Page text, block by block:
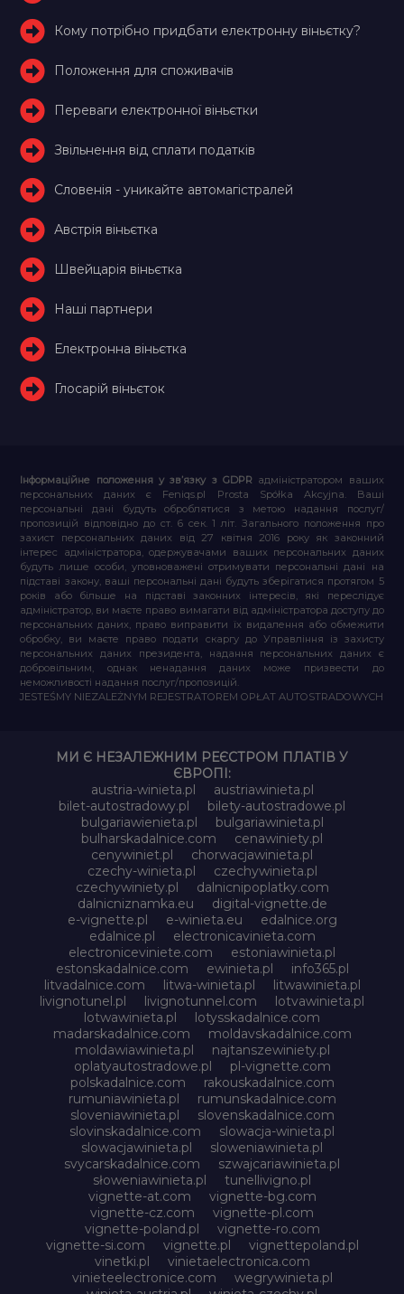
Кому потрібно придбати електронну віньєтку?
Положення для споживачів
Переваги електронної віньєтки
Звільнення від сплати податків
Словенія - уникайте автомагістралей
Австрія віньєтка
Швейцарія віньєтка
Наші партнери
Електронна віньєтка
Глосарій віньєток
Інформаційне положення у зв’язку з GDPR адміністратором ваших
персональних даних є Feniqs.pl Prosta Spółka Akcyjna. Ваші
персональні дані будуть оброблятися з метою надання послуг/
пропозицій відповідно до ст. 6 сек. 1 літ. Загального положення про
захист персональних даних від 27 квітня 2016 року як законний
інтерес адміністратора, одержувачами ваших персональних даних
будуть лише особи, уповноважені отримувати персональні дані на
підставі закону, ваші персональні дані будуть зберігатися протягом 5
років або більше на підставі законних інтересів, які переслідує
адміністратор, ви маєте право вимагати від адміністратора доступу до
персональних даних, право виправити їх видалення або обмежити
обробку, ви маєте право подати скаргу до Управління із захисту
персональних даних президента, надання персональних даних є
добровільним, однак ненадання даних може призвести до
неможливості надання послуг/пропозицій.
JESTEŚMY NIEZALEŻNYM REJESTRATOREM OPŁAT AUTOSTRADOWYCH
МИ Є НЕЗАЛЕЖНИМ РЕЄСТРОМ ПЛАТІВ У
ЄВРОПІ:
austria-winieta.pl
austriawinieta.pl
bilet-autostradowy.pl
bilety-autostradowe.pl
bulgariawienieta.pl
bulgariawinieta.pl
bulharskadalnice.com
cenawiniety.pl
cenywiniet.pl
chorwacjawinieta.pl
czechy-winieta.pl
czechywinieta.pl
czechywiniety.pl
dalnicnipoplatky.com
dalnicniznamka.eu
digital-vignette.de
e-vignette.pl
e-winieta.eu
edalnice.org
edalnice.pl
electronicavinieta.com
electroniceviniete.com
estoniawinieta.pl
estonskadalnice.com
ewinieta.pl
info365.pl
litvadalnice.com
litwa-winieta.pl
litwawinieta.pl
livignotunel.pl
livignotunnel.com
lotvawinieta.pl
lotwawinieta.pl
lotysskadalnice.com
madarskadalnice.com
moldavskadalnice.com
moldawiawinieta.pl
najtanszewiniety.pl
oplatyautostradowe.pl
pl-vignette.com
polskadalnice.com
rakouskadalnice.com
rumuniawinieta.pl
rumunskadalnice.com
sloveniawinieta.pl
slovenskadalnice.com
slovinskadalnice.com
slowacja-winieta.pl
slowacjawinieta.pl
sloweniawinieta.pl
svycarskadalnice.com
szwajcariawinieta.pl
słoweniawinieta.pl
tunellivigno.pl
vignette-at.com
vignette-bg.com
vignette-cz.com
vignette-pl.com
vignette-poland.pl
vignette-ro.com
vignette-si.com
vignette.pl
vignettepoland.pl
vinetki.pl
vinietaelectronica.com
vinieteelectronice.com
wegrywinieta.pl